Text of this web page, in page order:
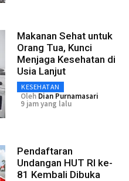
Makanan Sehat untuk
Orang Tua, Kunci
Menjaga Kesehatan di
Usia Lanjut
KESEHATAN
Oleh Dian Purnamasari
9 jam yang lalu
Pendaftaran
Undangan HUT RI ke-
81 Kembali Dibuka